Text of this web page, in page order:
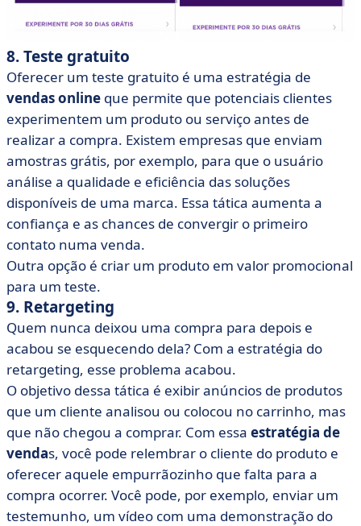
8. Teste gratuito
Oferecer um teste gratuito é uma estratégia de
vendas online que permite que potenciais clientes
experimentem um produto ou serviço antes de
realizar a compra. Existem empresas que enviam
amostras grátis, por exemplo, para que o usuário
análise a qualidade e eficiência das soluções
disponíveis de uma marca. Essa tática aumenta a
confiança e as chances de convergir o primeiro
contato numa venda.
Outra opção é criar um produto em valor promocional
para um teste.
9. Retargeting
Quem nunca deixou uma compra para depois e
acabou se esquecendo dela? Com a estratégia do
retargeting, esse problema acabou.
O objetivo dessa tática é exibir anúncios de produtos
que um cliente analisou ou colocou no carrinho, mas
que não chegou a comprar. Com essa estratégia de
vendas, você pode relembrar o cliente do produto e
oferecer aquele empurrãozinho que falta para a
compra ocorrer. Você pode, por exemplo, enviar um
testemunho, um vídeo com uma demonstração do